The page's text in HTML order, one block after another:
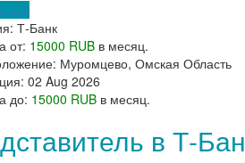
Т-Банк
от: 15000 RUB в месяц.
Муромцево, Омская Область
02 Aug 2026
до: 15000 RUB в месяц.
в Т-